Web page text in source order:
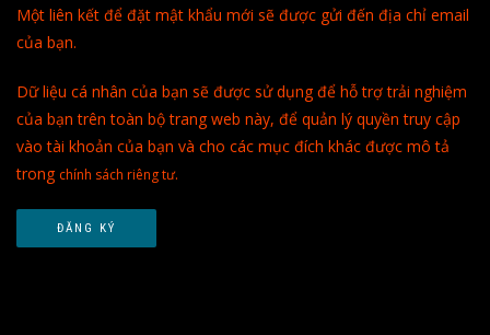
Một liên kết để đặt mật khẩu mới sẽ được gửi đến địa chỉ email
của bạn.
Dữ liệu cá nhân của bạn sẽ được sử dụng để hỗ trợ trải nghiệm
của bạn trên toàn bộ trang web này, để quản lý quyền truy cập
vào tài khoản của bạn và cho các mục đích khác được mô tả
trong chính sách riêng tư.
ĐĂNG KÝ